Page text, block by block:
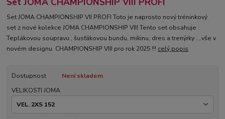
Set JOMA CHAMPIONSHIP VII PROFI Toto je naprosto nový tréninkový
set z nové kolekce JOMA CHAMPIONSHIP VIII Tento set obsahuje :
Teplákovou soupravu , šusťákovou bundu, mikinu, dres a trenýrky ....vše v
novém designu CHAMPIONSHIP VIII pro rok 2025 !!! celý popis
Dostupnost
Není skladem
VELIKOSTI JOMA